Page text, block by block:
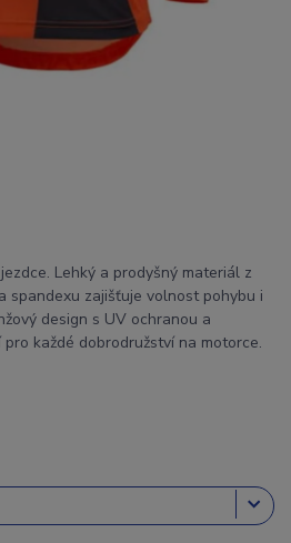
Lehký a prodyšný materiál z
spandexu zajišťuje volnost pohybu i
design s UV ochranou a
každé dobrodružství na motorce.